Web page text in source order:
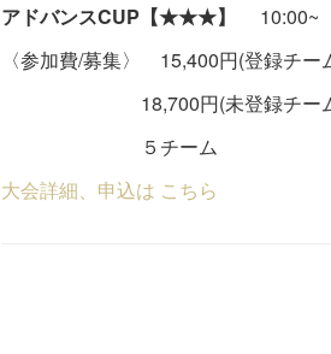
アドバンスCUP【★★★】
10:00~
〈参加費/募集〉 15,400円(登録チー
18,700円(未登録チー
５チーム
大会詳細、申込は こちら